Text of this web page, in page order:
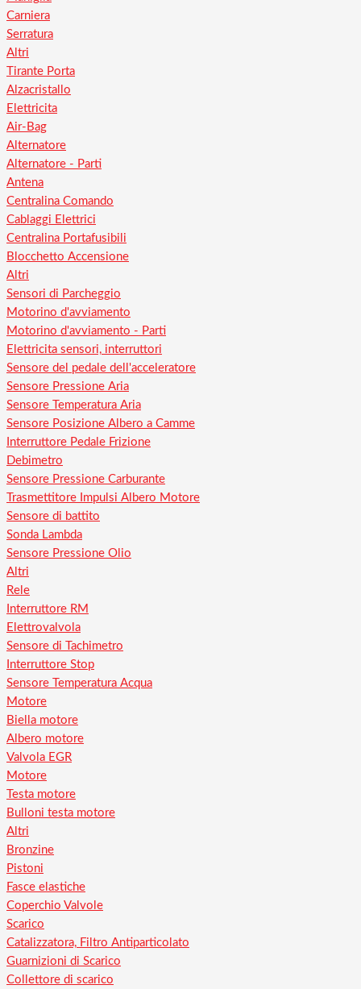
Carniera
Serratura
Altri
Tirante Porta
Alzacristallo
Elettricita
Air-Bag
Alternatore
Alternatore - Parti
Antena
Centralina Comando
Cablaggi Elettrici
Centralina Portafusibili
Blocchetto Accensione
Altri
Sensori di Parcheggio
Motorino d'avviamento
Motorino d'avviamento - Parti
Elettricita sensori, interruttori
Sensore del pedale dell'acceleratore
Sensore Pressione Aria
Sensore Temperatura Aria
Sensore Posizione Albero a Camme
Interruttore Pedale Frizione
Debimetro
Sensore Pressione Carburante
Trasmettitore Impulsi Albero Motore
Sensore di battito
Sonda Lambda
Sensore Pressione Olio
Altri
Rele
Interruttore RM
Elettrovalvola
Sensore di Tachimetro
Interruttore Stop
Sensore Temperatura Acqua
Motore
Biella motore
Albero motore
Valvola EGR
Motore
Testa motore
Bulloni testa motore
Altri
Bronzine
Pistoni
Fasce elastiche
Coperchio Valvole
Scarico
Catalizzatora, Filtro Antiparticolato
Guarnizioni di Scarico
Collettore di scarico